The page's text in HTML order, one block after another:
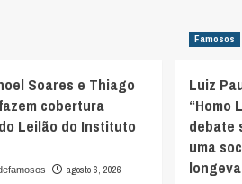
Soares e Thiago
cobertura
Leilão do Instituto
agosto 6, 2026
Famosos
Luiz
“Homo
debate
uma
longeva